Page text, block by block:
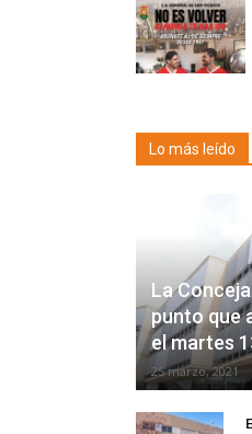
Lo más leído
La
punto que
el martes
25 marzo, 2021